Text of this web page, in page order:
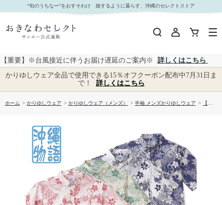
【送料無料】ミズガンビとリーフ柄 かりゆしウェアOK1858｜おきなわセレクト サンエー公式
通販
“旬のうちなー”をおすそわけ 旅するように暮らす、沖縄のセレクトストア
【重要】※台風接近に伴うお届け遅延のご案内※
詳しくはこちら
かりゆしウェア全品で使用できる15％オフクーポン配布中7月31日ま
で！
詳しくはこちら
ホーム > かりゆしウェア > かりゆしウェア（メンズ） > 半袖 メンズかりゆしウェア > 【送料無料】ミズガンビとリーフ柄 かりゆしウェアOK1858